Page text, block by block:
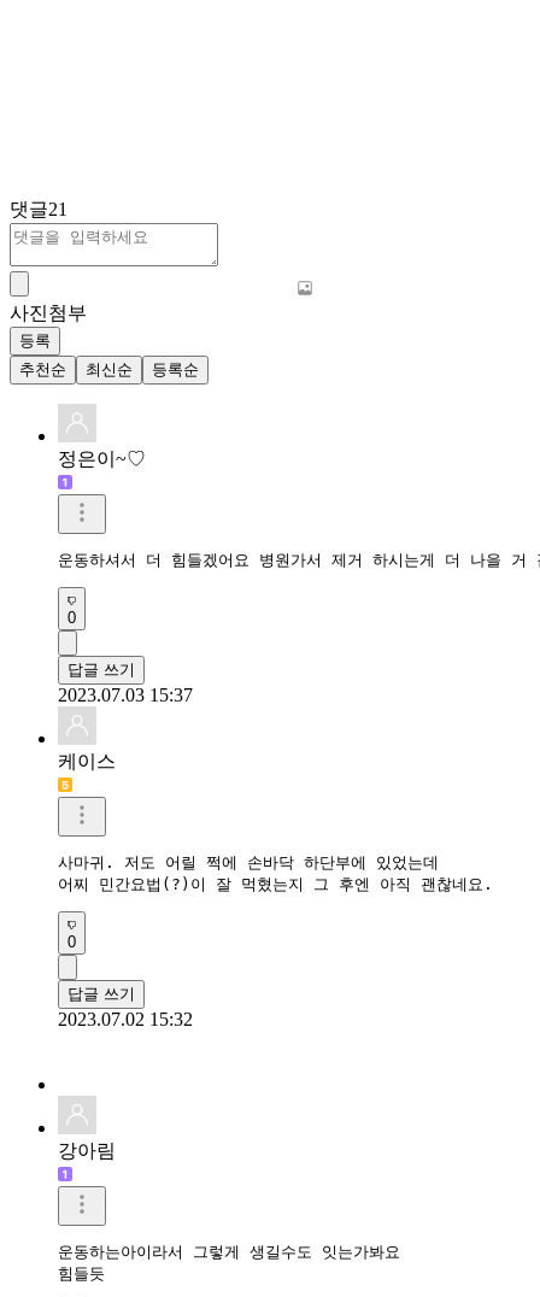
댓글21
사진첨부
등록
추천순
최신순 등록순
정은이~♡
운동하셔서 더 힘들겠어요 병원가서 제거 하시는게 더 나을 거
0
답글 쓰기
2023.07.03 15:37
케이스
사마귀. 저도 어릴 쩍에 손바닥 하단부에 있었는데
어찌 민간요법(?)이 잘 먹혔는지 그 후엔 아직 괜찮네요.
0
답글 쓰기
2023.07.02 15:32
강아림
운동하는아이라서 그렇게 생길수도 잇는가봐요
힘들듯